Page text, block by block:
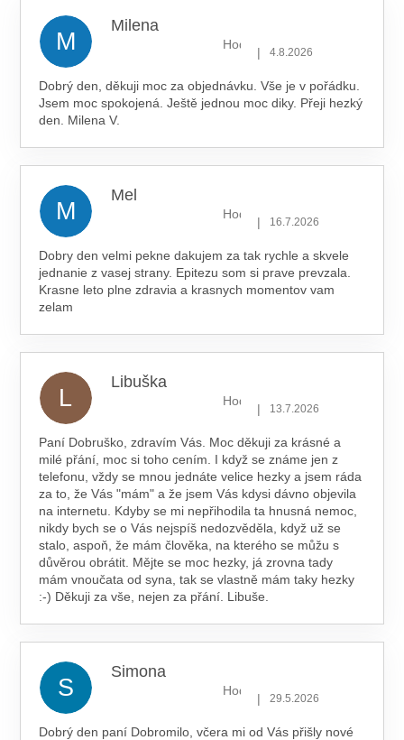
M
Milena
Hodnocení obchodu je 5 z 5
| 4.8.2026
Dobrý den, děkuji moc za objednávku. Vše je v pořádku.
Jsem moc spokojená. Ještě jednou moc diky. Přeji hezký
den. Milena V.
M
Mel
Hodnocení obchodu je 5 z 5
| 16.7.2026
Dobry den velmi pekne dakujem za tak rychle a skvele
jednanie z vasej strany. Epitezu som si prave prevzala.
Krasne leto plne zdravia a krasnych momentov vam
zelam
L
Libuška
Hodnocení obchodu je 5 z 5
| 13.7.2026
Paní Dobruško, zdravím Vás. Moc děkuji za krásné a
milé přání, moc si toho cením. I když se známe jen z
telefonu, vždy se mnou jednáte velice hezky a jsem ráda
za to, že Vás "mám" a že jsem Vás kdysi dávno objevila
na internetu. Kdyby se mi nepřihodila ta hnusná nemoc,
nikdy bych se o Vás nejspíš nedozvěděla, když už se
stalo, aspoň, že mám člověka, na kterého se můžu s
důvěrou obrátit. Mějte se moc hezky, já zrovna tady
mám vnoučata od syna, tak se vlastně mám taky hezky
:-) Děkuji za vše, nejen za přání. Libuše.
S
Simona
Hodnocení obchodu je 5 z 5
| 29.5.2026
Dobrý den paní Dobromilo, včera mi od Vás přišly nové